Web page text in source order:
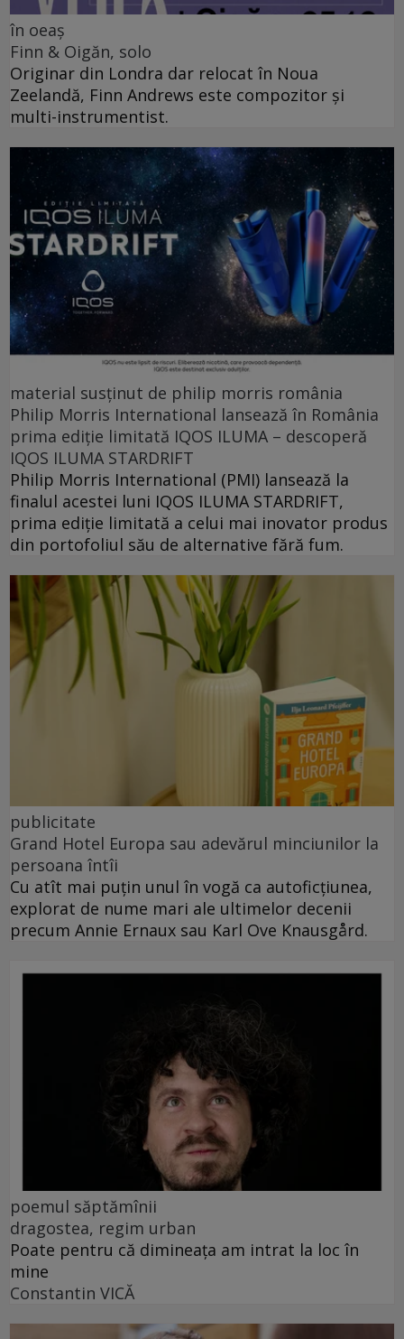
în oeaș
Finn & Oigăn, solo
Originar din Londra dar relocat în Noua
Zeelandă, Finn Andrews este compozitor și
multi-instrumentist.
material susținut de philip morris românia
Philip Morris International lansează în România
prima ediție limitată IQOS ILUMA – descoperă
IQOS ILUMA STARDRIFT
Philip Morris International (PMI) lansează la
finalul acestei luni IQOS ILUMA STARDRIFT,
prima ediție limitată a celui mai inovator produs
din portofoliul său de alternative fără fum.
publicitate
Grand Hotel Europa sau adevărul minciunilor la
persoana întîi
Cu atît mai puțin unul în vogă ca autoficțiunea,
explorat de nume mari ale ultimelor decenii
precum Annie Ernaux sau Karl Ove Knausgård.
poemul săptămînii
dragostea, regim urban
Poate pentru că dimineața am intrat la loc în
mine
Constantin VICĂ